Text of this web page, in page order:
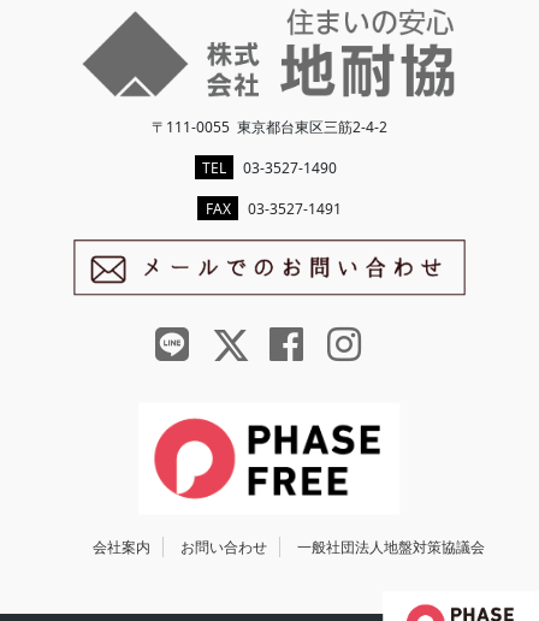
〒111-0055 東京都台東区三筋2-4-2
TEL
03-3527-1490
FAX
03-3527-1491
会社案内 お問い合わせ 一般社団法人地盤対策協議会